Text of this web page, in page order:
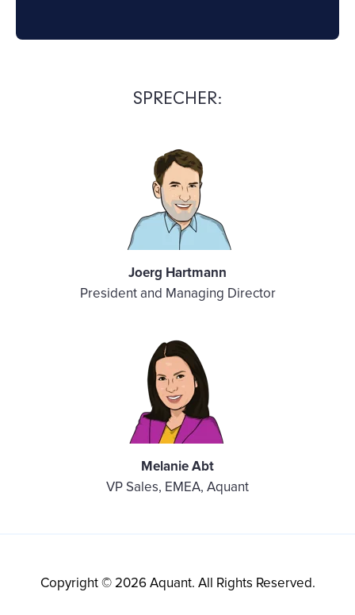
SPRECHER:
Joerg Hartmann
President and Managing Director
Melanie Abt
VP Sales, EMEA, Aquant
Copyright © 2026 Aquant. All Rights Reserved.